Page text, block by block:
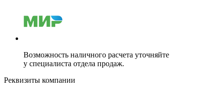
Возможность наличного расчета уточняйте
у специалиста отдела продаж.
Реквизиты компании